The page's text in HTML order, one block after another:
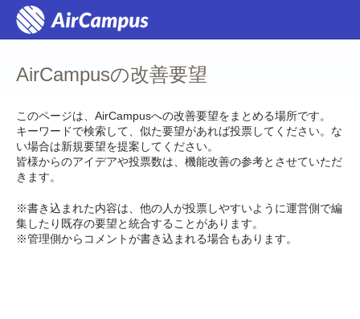
コ
ン
テ
へ
プ
AirCampusの改善要望
このページは、AirCampusへの改善要望をまとめる場所です。
キーワードで検索して、似た要望があれば投票してください。な
い場合は新規要望を提案してください。
皆様からのアイデアや投票数は、機能改善の参考とさせていただ
きます。
※書き込まれた内容は、他の人が投票しやすいように運営側で編
集したり既存の要望と統合することがあります。
※管理側からコメントが書き込まれる場合もあります。